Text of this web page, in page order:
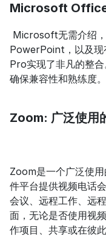
Microsoft Office
PowerPoint，以及
Pro实现了非凡的整合
确保兼容性和熟练度。
Zoom: 广泛使用
Zoom是一个广泛使
件平台提供视频电话
会议、远程工作、远
面，无论是否使用视
作项目、共享或在彼